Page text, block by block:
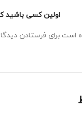
است.
اولین کسی باشید که
برای فرستادن